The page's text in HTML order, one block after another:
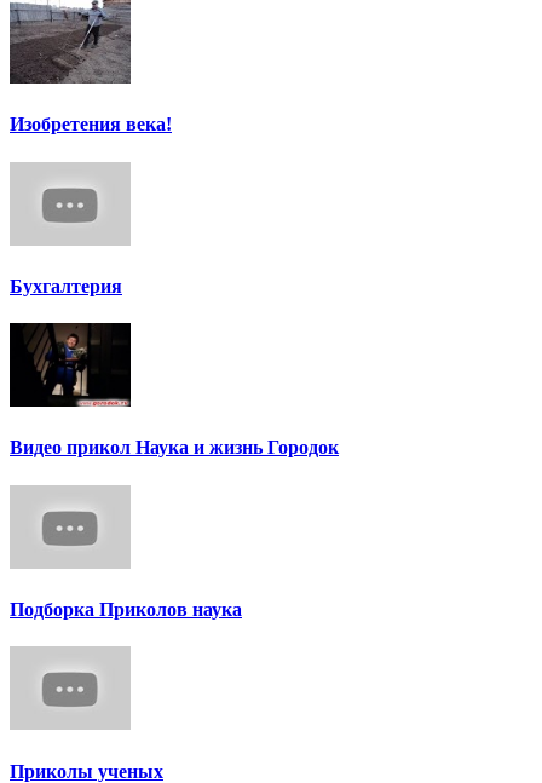
Изобретения века!
Бухгалтерия
Видео прикол Наука и жизнь Городок
Подборка Приколов наука
Приколы ученых